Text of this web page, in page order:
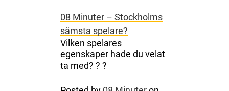
08 Minuter – Stockholms
sämsta spelare?
Vilken spelares
egenskaper hade du velat
ta med? ? ?